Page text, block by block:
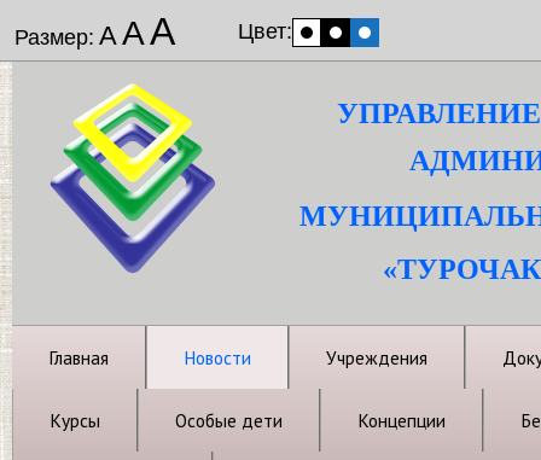
Размер: ААА Цвет:
Главная Новости Учреждения
Курсы Особые дети Концепции